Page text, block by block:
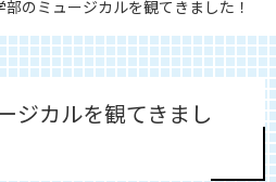
部のミュージカルを観てきました！
ジカルを観てきまし